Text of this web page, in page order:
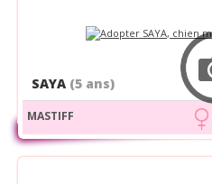
SAYA (5 ans)
MASTIFF